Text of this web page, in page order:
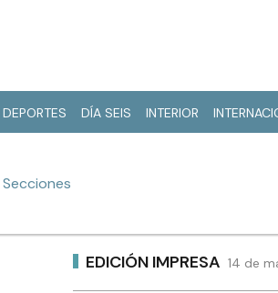
DEPORTES DÍA SEIS INTERIOR
Secciones
EDICIÓN IMPRESA 14 de